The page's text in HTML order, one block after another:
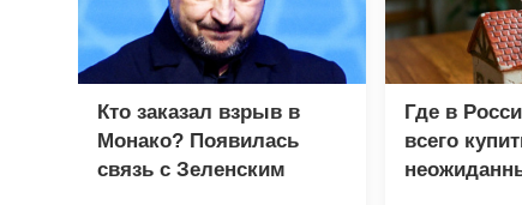
Кто заказал взрыв в
Монако? Появилась
связь с Зеленским
Где в
всего